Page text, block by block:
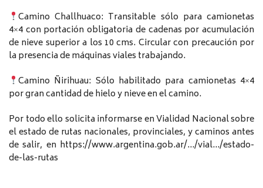
Camino Challhuaco: Transitable sólo para camionetas
4×4 con portación obligatoria de cadenas por acumulación
de nieve superior a los 10 cms. Circular con precaución por
la presencia de máquinas viales trabajando.
Camino Ñirihuau: Sólo habilitado para camionetas 4×4
por gran cantidad de hielo y nieve en el camino.
Por todo ello solicita informarse en Vialidad Nacional sobre
el estado de rutas nacionales, provinciales, y caminos antes
de salir, en https://www.argentina.gob.ar/…/vial…/estado-
de-las-rutas